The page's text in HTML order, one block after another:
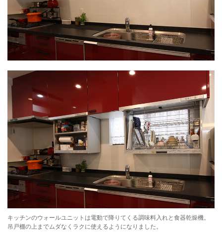
キッチンのウォールユニットは電動で降りてくる調味料入れと食器乾燥機。
吊戸棚の上までムダなくラクに使えるようになりました。